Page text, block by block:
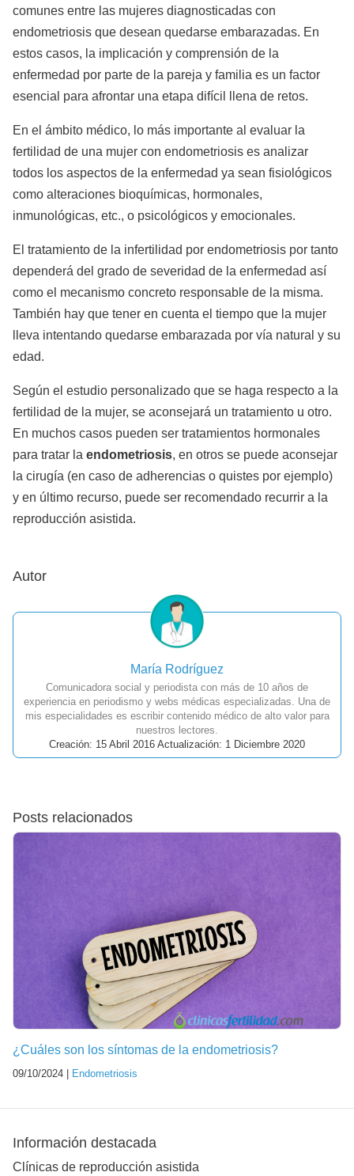
comunes entre las mujeres diagnosticadas con
endometriosis que desean quedarse embarazadas. En
estos casos, la implicación y comprensión de la
enfermedad por parte de la pareja y familia es un factor
esencial para afrontar una etapa difícil llena de retos.
En el ámbito médico, lo más importante al evaluar la
fertilidad de una mujer con endometriosis es analizar
todos los aspectos de la enfermedad ya sean fisiológicos
como alteraciones bioquímicas, hormonales,
inmunológicas, etc., o psicológicos y emocionales.
El tratamiento de la infertilidad por endometriosis por tanto
dependerá del grado de severidad de la enfermedad así
como el mecanismo concreto responsable de la misma.
También hay que tener en cuenta el tiempo que la mujer
lleva intentando quedarse embarazada por vía natural y su
edad.
Según el estudio personalizado que se haga respecto a la
fertilidad de la mujer, se aconsejará un tratamiento u otro.
En muchos casos pueden ser tratamientos hormonales
para tratar la endometriosis, en otros se puede aconsejar
la cirugía (en caso de adherencias o quistes por ejemplo)
y en último recurso, puede ser recomendado recurrir a la
reproducción asistida.
Autor
María Rodríguez
Comunicadora social y periodista con más de 10 años de
experiencia en periodismo y webs médicas especializadas. Una de
mis especialidades es escribir contenido médico de alto valor para
nuestros lectores.
Creación: 15 Abril 2016 Actualización: 1 Diciembre 2020
Posts relacionados
¿Cuáles son los síntomas de la endometriosis?
09/10/2024 | Endometriosis
Información destacada
Clínicas de reproducción asistida